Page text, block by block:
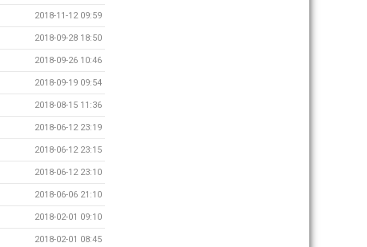
2018-11-12 09:59
2018-09-28 18:50
2018-09-26 10:46
2018-09-19 09:54
2018-08-15 11:36
2018-06-12 23:19
2018-06-12 23:15
2018-06-12 23:10
2018-06-06 21:10
2018-02-01 09:10
2018-02-01 08:45